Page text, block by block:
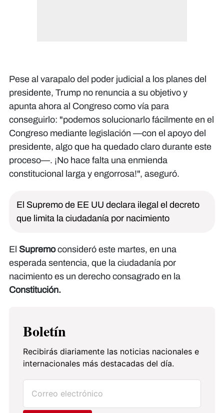
Pese al varapalo del poder judicial a los planes del
presidente, Trump no renuncia a su objetivo y
apunta ahora al Congreso como vía para
conseguirlo: "podemos solucionarlo fácilmente en el
Congreso mediante legislación —con el apoyo del
presidente, algo que ha quedado claro durante este
proceso—. ¡No hace falta una enmienda
constitucional larga y engorrosa!", aseguró.
El Supremo de EE UU declara ilegal el decreto
que limita la ciudadanía por nacimiento
El Supremoconsideró este martes, en una
esperada sentencia, que la ciudadanía por
nacimiento es un derecho consagrado en la
Constitución.
Boletín
Recibirás diariamente las noticias nacionales e
internacionales más destacadas del día.